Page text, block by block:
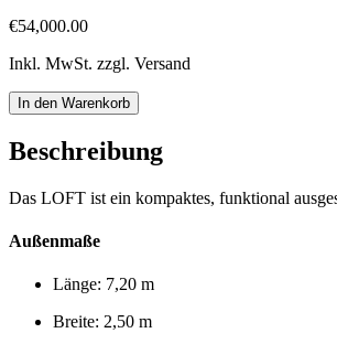
€54,000.00
Inkl. MwSt. zzgl. Versand
In den Warenkorb
Beschreibung
Das LOFT ist ein kompaktes, funktional
Außenmaße
Länge: 7,20 m
Breite: 2,50 m